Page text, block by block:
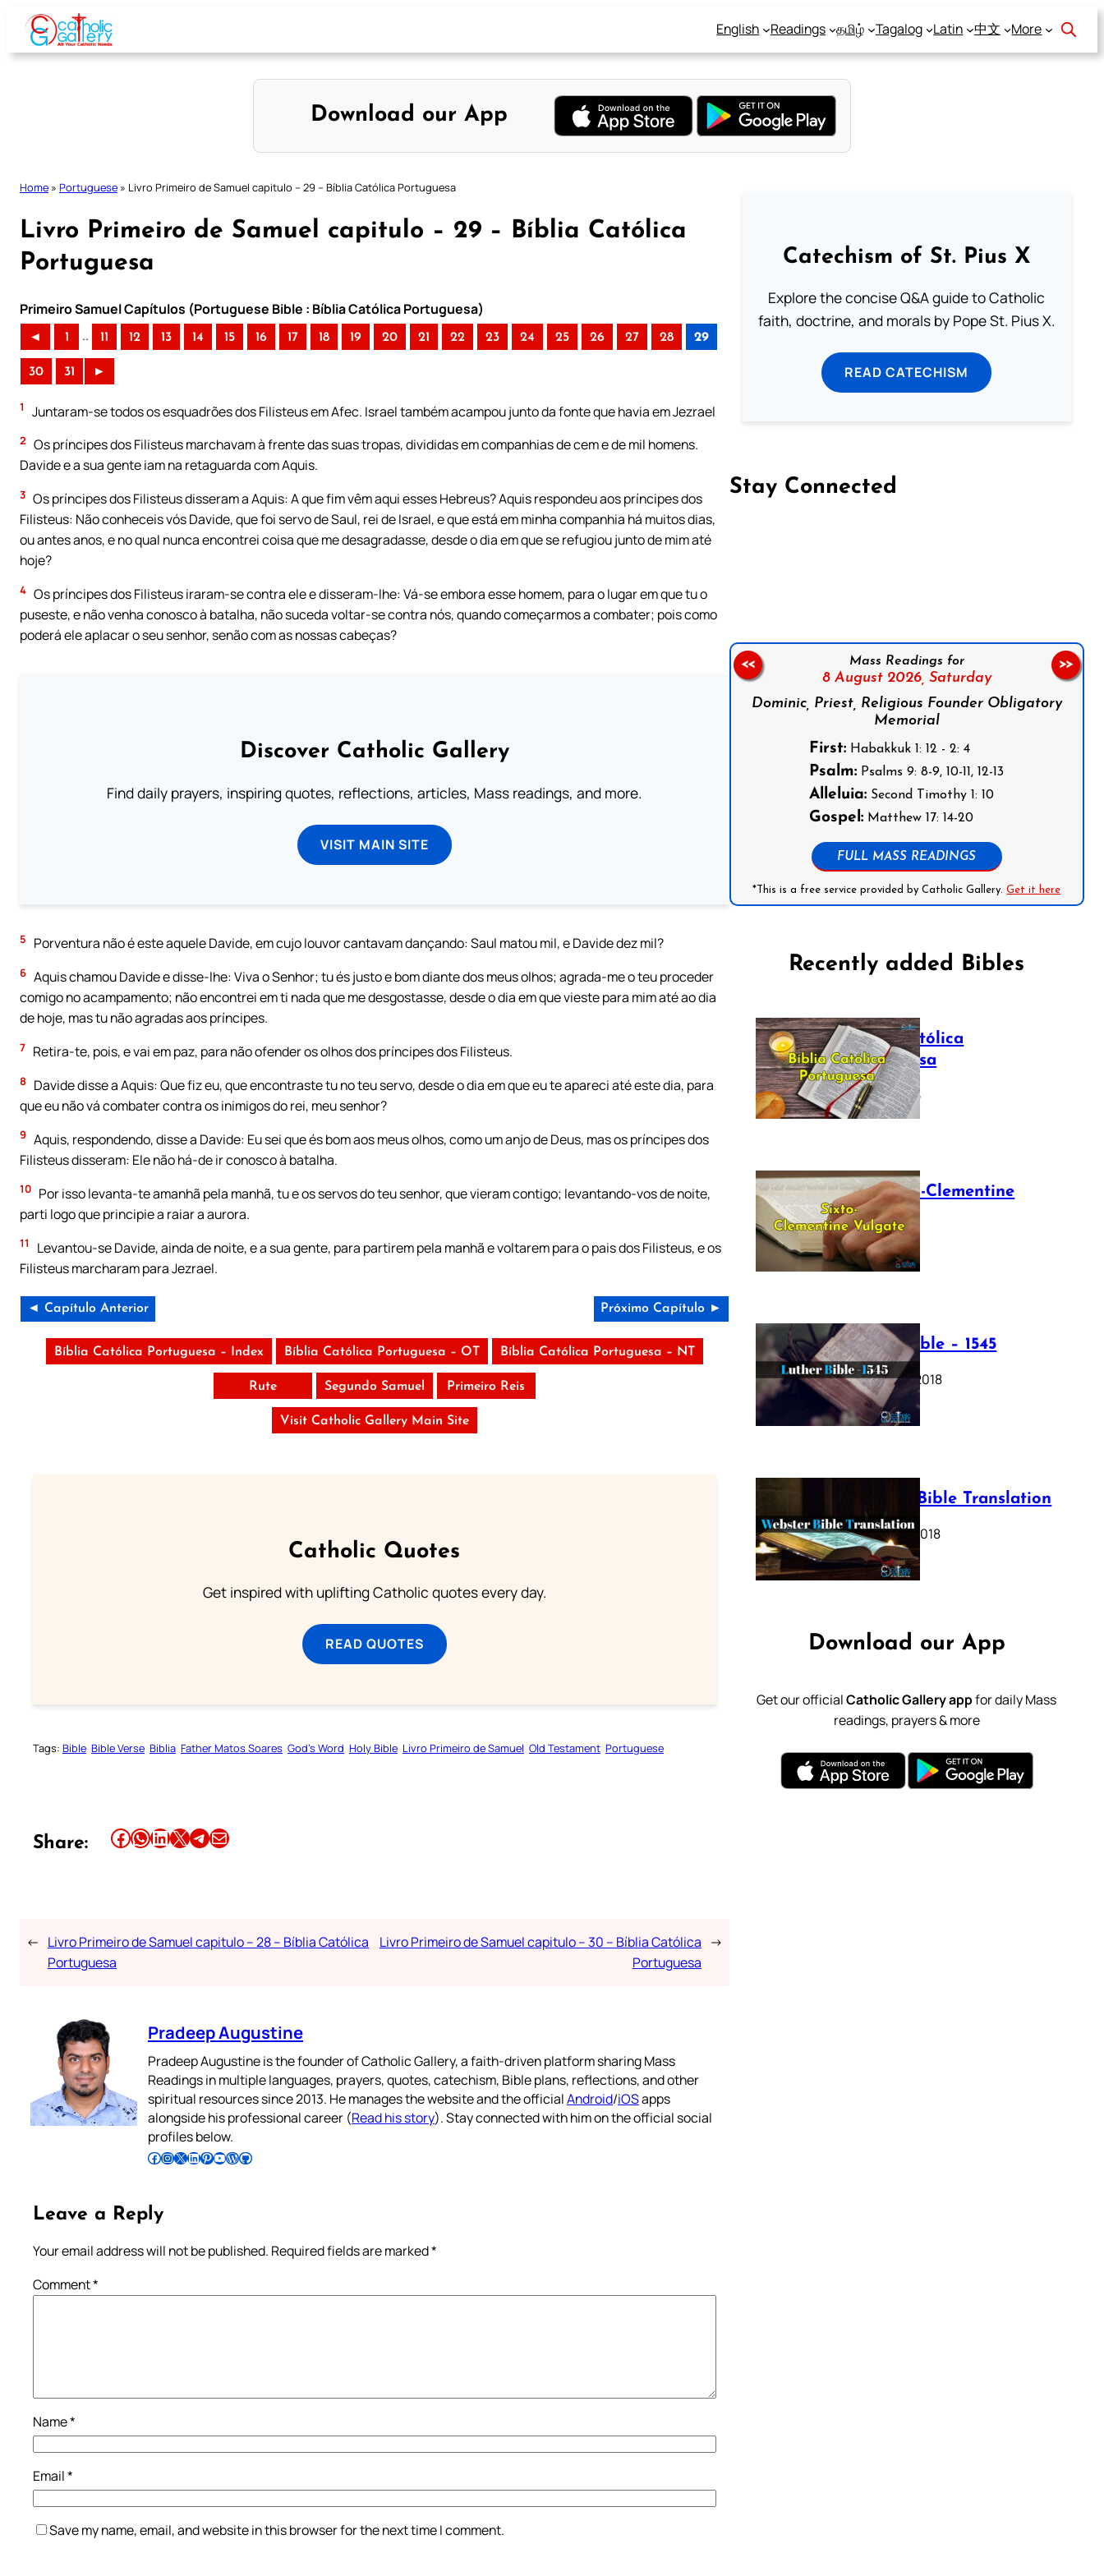
Skip
content
English Readings தமிழ் Tagalog Latin 中文 More
Download our App
Home » Portuguese » Livro Primeiro de Samuel capitulo – 29 – Bíblia Católica Portuguesa
Livro Primeiro de Samuel capitulo – 29 – Bíblia Católica
Portuguesa
Primeiro Samuel Capítulos (Portuguese Bible : Bíblia Católica Portuguesa)
◄ 1 .. 11 12 13 14 15 16 17 18 19 20 21 22 23 24 25 26 27 28 29
30 31 ►
1 Juntaram-se todos os esquadrões dos Filisteus em Afec. Israel também acampou junto da fonte que havia em Jezrael
2 Os príncipes dos Filisteus marchavam à frente das suas tropas, divididas em companhias de cem e de mil homens.
Davide e a sua gente iam na retaguarda com Aquis.
3 Os príncipes dos Filisteus disseram a Aquis: A que fim vêm aqui esses Hebreus? Aquis respondeu aos príncipes dos
Filisteus: Não conheceis vós Davide, que foi servo de Saul, rei de Israel, e que está em minha companhia há muitos dias,
ou antes anos, e no qual nunca encontrei coisa que me desagradasse, desde o dia em que se refugiou junto de mim até
hoje?
4 Os príncipes dos Filisteus iraram-se contra ele e disseram-lhe: Vá-se embora esse homem, para o lugar em que tu o
puseste, e não venha conosco à batalha, não suceda voltar-se contra nós, quando começarmos a combater; pois como
poderá ele aplacar o seu senhor, senão com as nossas cabeças?
Discover Catholic Gallery
Find daily prayers, inspiring quotes, reflections, articles, Mass readings, and more.
VISIT MAIN SITE
5 Porventura não é este aquele Davide, em cujo louvor cantavam dançando: Saul matou mil, e Davide dez mil?
6 Aquis chamou Davide e disse-lhe: Viva o Senhor; tu és justo e bom diante dos meus olhos; agrada-me o teu proceder
comigo no acampamento; não encontrei em ti nada que me desgostasse, desde o dia em que vieste para mim até ao dia
de hoje, mas tu não agradas aos príncipes.
7 Retira-te, pois, e vai em paz, para não ofender os olhos dos príncipes dos Filisteus.
8
Davide disse a Aquis: Que fiz eu, que encontraste tu no teu servo, desde o dia em que eu te apareci até este dia, para
que eu não vá combater contra os inimigos do rei, meu senhor?
9 Aquis, respondendo, disse a Davide: Eu sei que és bom aos meus olhos, como um anjo de Deus, mas os príncipes dos
Filisteus disseram: Ele não há-de ir conosco à batalha.
10 Por isso levanta-te amanhã pela manhã, tu e os servos do teu senhor, que vieram contigo; levantando-vos de noite,
parti logo que principie a raiar a aurora.
11
Levantou-se Davide, ainda de noite, e a sua gente, para partirem pela manhã e voltarem para o pais dos Filisteus, e os
Filisteus marcharam para Jezrael.
◄ Capítulo Anterior Próximo Capítulo ►
Bíblia Católica Portuguesa – Index Bíblia Católica Portuguesa – OT Bíblia Católica Portuguesa – NT
Rute Segundo Samuel Primeiro Reis
Visit Catholic Gallery Main Site
Catholic Quotes
Get inspired with uplifting Catholic quotes every day.
READ QUOTES
Tags: Bible Bible Verse Biblia Father Matos Soares God’s Word Holy Bible Livro Primeiro de Samuel Old Testament Portuguese
Share: Share this article on Facebook Share this article on WhatsApp Share this article on LinkedIn Share this article on X Share this article on TelegramEmail this Article
← Livro Primeiro de Samuel capitulo – 28 – Bíblia Católica
Portuguesa
Livro Primeiro de Samuel capitulo – 30 – Bíblia Católica
Portuguesa
→
Pradeep Augustine
Pradeep Augustine is the founder of Catholic Gallery, a faith-driven platform sharing Mass
Readings in multiple languages, prayers, quotes, catechism, Bible plans, reflections, and other
spiritual resources since 2013. He manages the website and the officialAndroid/iOSapps
alongside his professional career (Read his story). Stay connected with him on the official social
profiles below.
Follow Pradeep on Facebook Follow Pradeep on InstagramFollow Pradeep on X Follow Pradeep on LinkedIn Follow Pradeep on Pinterest Subscribe to Pradeep’s Youtube Channel Follow Pradeep on WordPress Follow Pradeep on GitHub
Leave a Reply
Your email address will not be published. Required fields are marked*
Comment*
Name*
Email*
Save my name, email, and website in this browser for the next time I comment.
Catechism of St. Pius X
Explore the concise Q&A guide to Catholic
faith, doctrine, and morals by Pope St. Pius X.
READ CATECHISM
Stay Connected
Mass Readings for
8 August 2026, Saturday
Dominic, Priest, Religious Founder Obligatory
Memorial
First: Habakkuk 1: 12 - 2: 4
Psalm: Psalms 9: 8-9, 10-11, 12-13
Alleluia: Second Timothy 1: 10
Gospel: Matthew 17: 14-20
FULL MASS READINGS
*This is a free service provided by Catholic Gallery.Get it here
<< >>
Recently added Bibles
Bíblia Católica
Portuguesa
July 16, 2025
The Sixto-Clementine
Vulgate
July 12, 2025
Luther Bible – 1545
October 17, 2018
Webster Bible Translation
October 11, 2018
Download our App
Get our officialCatholic Gallery appfor daily Mass
readings, prayers & more